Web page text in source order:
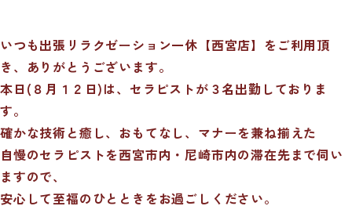
いつも出張リラクゼーション一休【西宮店】をご利用頂
き、ありがとうございます。
本日(８月１２日)は、セラピストが３名出勤しておりま
す。
確かな技術と癒し、おもてなし、マナーを兼ね揃えた
自慢のセラピストを西宮市内・尼崎市内の滞在先まで伺い
ますので、
安心して至福のひとときをお過ごしください。